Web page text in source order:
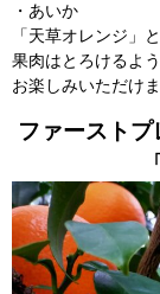
・あいか
「天草オレンジ」
果肉はとろけるよ
お楽しみいただけま
ファースト